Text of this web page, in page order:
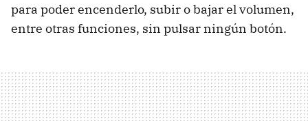
para poder encenderlo, subir o bajar el volumen,
entre otras funciones, sin pulsar ningún botón.